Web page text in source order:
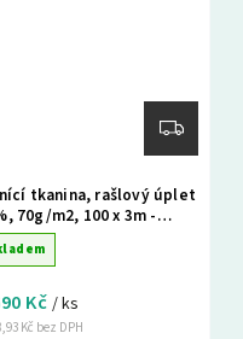
tkanina, rašlový úplet
70g/m2, 100 x 3m -
barva
Kč bez DPH
Kč/ ks